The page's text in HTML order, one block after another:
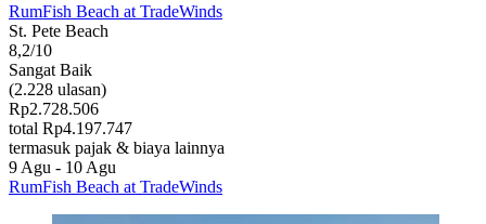
RumFish Beach at TradeWinds
St. Pete Beach
8,2/10
Sangat Baik
(2.228 ulasan)
Rp2.728.506
total Rp4.197.747
termasuk pajak & biaya lainnya
9 Agu - 10 Agu
RumFish Beach at TradeWinds